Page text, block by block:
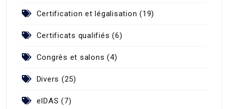
Certification et légalisation (19)
Certificats qualifiés (6)
Congrès et salons (4)
Divers (25)
eIDAS (7)